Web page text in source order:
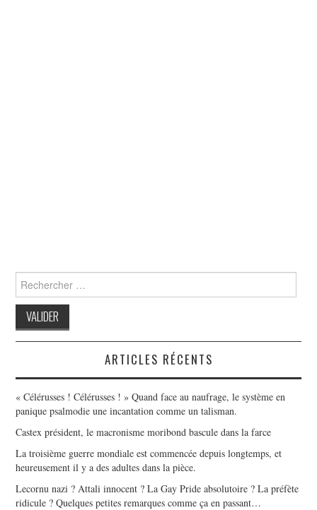
for:
ARTICLES RÉCENTS
« Célérusses ! Célérusses ! » Quand face au naufrage, le système en
panique psalmodie une incantation comme un talisman.
Castex président, le macronisme moribond bascule dans la farce
La troisième guerre mondiale est commencée depuis longtemps, et
heureusement il y a des adultes dans la pièce.
Lecornu nazi ? Attali innocent ? La Gay Pride absolutoire ? La préfète
ridicule ? Quelques petites remarques comme ça en passant…